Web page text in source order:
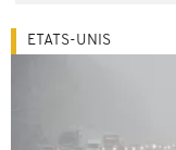
ETATS-UNIS